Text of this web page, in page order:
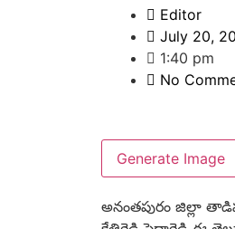
Editor
July 20,
1:40 pm
No
Generate Image
అనంతపురం జిల్లా